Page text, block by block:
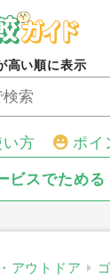
高い順に表示
い方 ポイ
ビスでためる
アウトドア